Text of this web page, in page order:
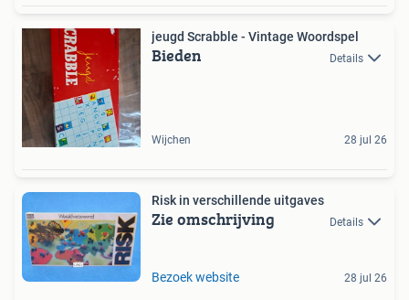
jeugd Scrabble - Vintage Woordspel
Bieden Details
Wijchen 28 jul 26
Risk in verschillende uitgaves
Zie omschrijving Details
Bezoek website 28 jul 26